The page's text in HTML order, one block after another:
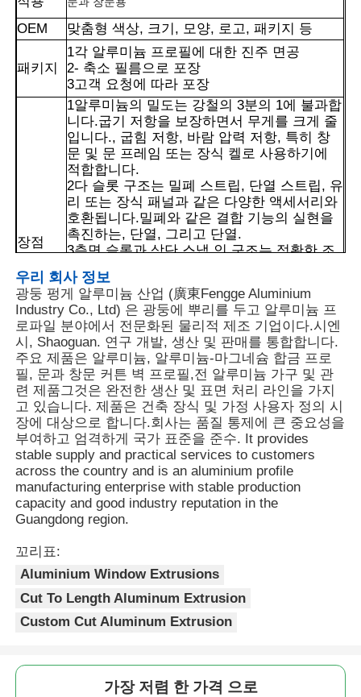
집
제품
우리 에 관한 것
공장 투어
품질 관리
저희에게 연락하십시오
뉴스
압출 알루미늄 프로파일
OEM 맞춤형 색상, 크기, 모양, 로고, 패키지 등
패키지
1각 알루미늄 프로필에 대한 진주 면공
2- 축소 필름으로 포장
3고객 요청에 따라 포장
장점
1알루미늄의 밀도는 강철의 3분의 1에 불과합
니다.굽기 저항을 보장하면서 무게를 크게 줄
입니다., 굽힘 저항, 바람 압력 저항, 특히 창
문 및 문 프레임 또는 장식 켈로 사용하기에
적합합니다.
2다 슬롯 구조는 밀폐 스트립, 단열 스트립, 유
리 또는 장식 패널과 같은 다양한 액세서리와
호환됩니다.밀폐와 같은 결합 기능의 실현을
촉진하는, 단열, 그리고 단열.
3측면 슬롯과 상단 스냅 인 구조는 정확한 조
들림과 변형을 줄이고 전체 구조적 안정성을
향상시킵니다.
4알루미늄은 100% 재활용 가능한 금속으로
재활용 비율이 95%를 초과하고 재활용에 필
요한 에너지 소비는 원료 알루미늄 생산의 5%
에 불과합니다.이는 친환경 건물과 저탄소 환
경 보호의 추세와 일치합니다..
우리 회사 정보
광둥 펑게 알루미늄 산업 (廣東Fengge Aluminium
Industry Co., Ltd) 은 광둥에 뿌리를 두고 알루미늄 프
로파일 분야에서 전문화된 물리적 제조 기업이다.시엔
시, Shaoguan. 연구 개발, 생산 및 판매를 통합합니다.
주요 제품은 알루미늄, 알루미늄-마그네슘 합금 프로
필, 문과 창문 커튼 벽 프로필,전 알루미늄 가구 및 관
련 제품그것은 완전한 생산 및 표면 처리 라인을 가지
고 있습니다. 제품은 건축 장식 및 가정 사용자 정의 시
장에 대상으로 합니다.회사는 품질 통제에 큰 중요성을
부여하고 엄격하게 국가 표준을 준수. It provides
stable supply and practical services to customers
across the country and is an aluminium profile
manufacturing enterprise with stable production
capacity and good industry reputation in the
Guangdong region.
꼬리표:
Aluminium Window Extrusions
Cut To Length Aluminum Extrusion
Custom Cut Aluminum Extrusion
가장 저렴 한 가격 으로